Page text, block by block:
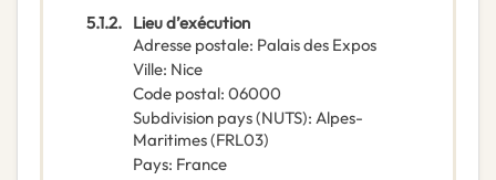
5.1.2. Lieu d’exécution
Adresse postale: Palais des Expos
Ville: Nice
Code postal: 06000
Subdivision pays (NUTS): Alpes-
Maritimes(FRL03)
Pays: France